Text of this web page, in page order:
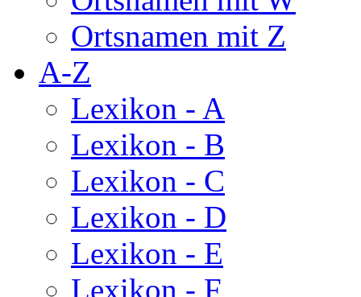
Ortsnamen mit Z
A-Z
Lexikon - A
Lexikon - B
Lexikon - C
Lexikon - D
Lexikon - E
Lexikon - F